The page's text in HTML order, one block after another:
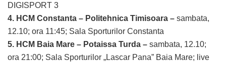
DIGISPORT 3
4. HCM Constanta – Politehnica Timisoara – sambata,
12.10; ora 11:45; Sala Sporturilor Constanta
5. HCM Baia Mare – Potaissa Turda – sambata, 12.10;
ora 21:00; Sala Sporturilor „Lascar Pana” Baia Mare; live